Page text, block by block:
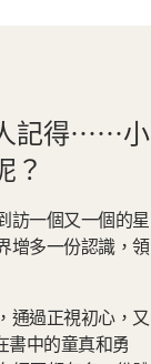
記得⋯⋯小
？
訪一個又一個的星
增多一份認識，領
通過正視初心，又
書中的童真和勇